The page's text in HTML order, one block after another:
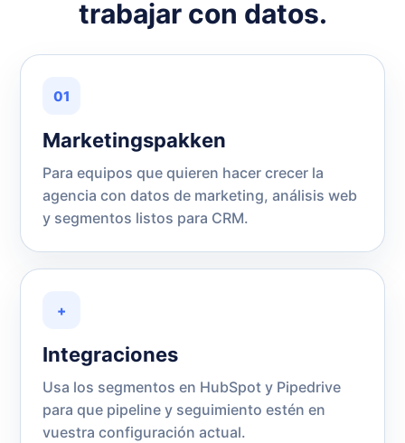
trabajar con datos.
01
Marketingspakken
Para equipos que quieren hacer crecer la
agencia con datos de marketing, análisis web
y segmentos listos para CRM.
+
Integraciones
Usa los segmentos en HubSpot y Pipedrive
para que pipeline y seguimiento estén en
vuestra configuración actual.